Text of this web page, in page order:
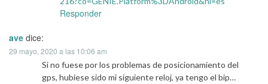
Responder
ave dice:
29 mayo, 2020 a las 10:06 am
Si no fuese por los problemas de posicionamiento del
gps, hubiese sido mi siguiente reloj, ya tengo el bip…